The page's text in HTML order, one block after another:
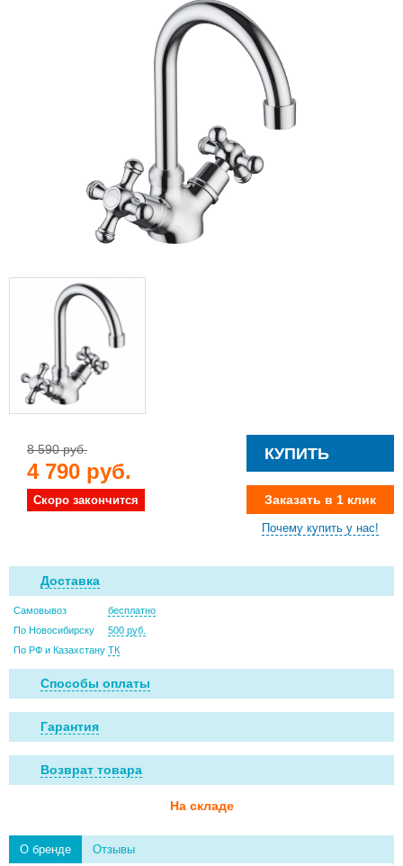
8 590 руб.
4 790 руб.
Скоро закончится
КУПИТЬ
Заказать в 1 клик
Почему купить у нас!
Доставка
Самовывоз
бесплатно
По Новосибирску
500 руб.
По РФ и Казахстану ТК
Способы оплаты
Гарантия
Возврат товара
На складе
О бренде Отзывы